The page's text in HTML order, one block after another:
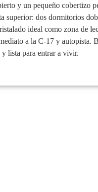
y un pequeño cobertizo
superior: dos dormitorios
ideal como zona de
a la C-17 y autopista.
lista para entrar a vivir.